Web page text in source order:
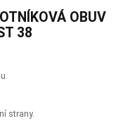
OBUV
38
strany.